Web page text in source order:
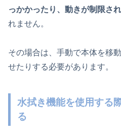
っかかったり、動きが制限さ
れません。
その場合は、手動で本体を移
せた りする必要があります。
水拭き機能を使用する
る